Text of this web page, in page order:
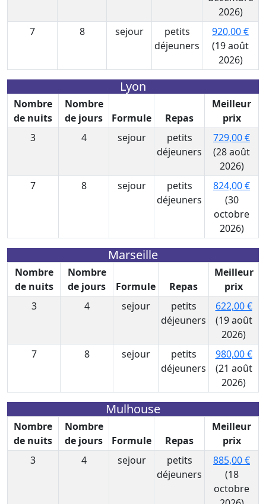
2026)
7
8 sejour
petits
déjeuners
920,00 €
(19 août
2026)
Lyon
Nombre
de nuits
Nombre
de jours
Formule Repas
Meilleur
prix
3
4 sejour
petits
déjeuners
729,00 €
(28 août
2026)
7
8 sejour
petits
déjeuners
824,00 €
(30
octobre
2026)
Marseille
Nombre
de nuits
Nombre
de jours
Formule Repas
Meilleur
prix
3
4 sejour
petits
déjeuners
622,00 €
(19 août
2026)
7
8 sejour
petits
déjeuners
980,00 €
(21 août
2026)
Mulhouse
Nombre
de nuits
Nombre
de jours
Formule Repas
Meilleur
prix
3
4 sejour
petits
déjeuners
885,00 €
(18
octobre